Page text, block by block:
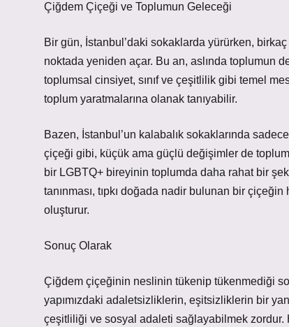
Çiğdem Çiçeği ve Toplumun Geleceği
Bir gün, İstanbul’daki sokaklarda yürürken,
noktada yeniden açar. Bu an, aslında toplumun
toplumsal cinsiyet, sınıf ve çeşitlilik gibi temel
toplum yaratmalarına olanak tanıyabilir.
Bazen, İstanbul’un kalabalık sokaklarında
çiçeği gibi, küçük ama güçlü değişimler de
bir LGBTQ+ bireyinin toplumda daha rahat bir
tanınması, tıpkı doğada nadir bulunan bir
oluşturur.
Sonuç Olarak
Çiğdem çiçeğinin neslinin tükenip tükenmediği
yapımızdaki adaletsizliklerin, eşitsizliklerin bir
çeşitliliği ve sosyal adaleti sağlayabilmek zordur.